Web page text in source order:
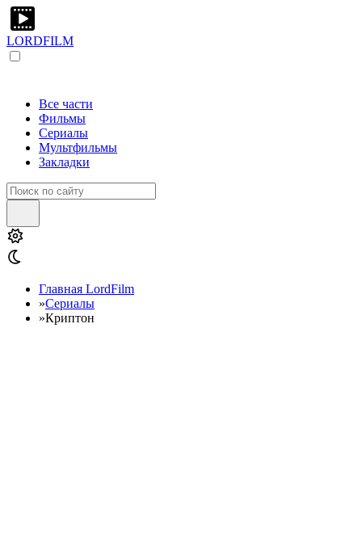
LORDFILM
Все части
Фильмы
Сериалы
Мультфильмы
Закладки
Главная LordFilm
»Сериалы
»Криптон